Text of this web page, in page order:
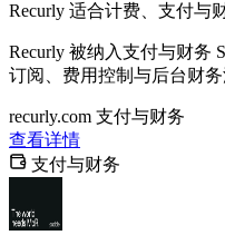
Recurly 适合计费、支付与
Recurly 被纳入支付与财务
订阅、费用控制与后台财务
recurly.com 支付与财务
查看详情
支付与财务